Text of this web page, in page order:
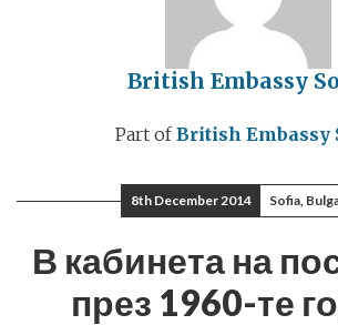
British Embassy
Part ofBritish Embassy
8th December 2014 Sofia,
В кабинета на
през 1960-те